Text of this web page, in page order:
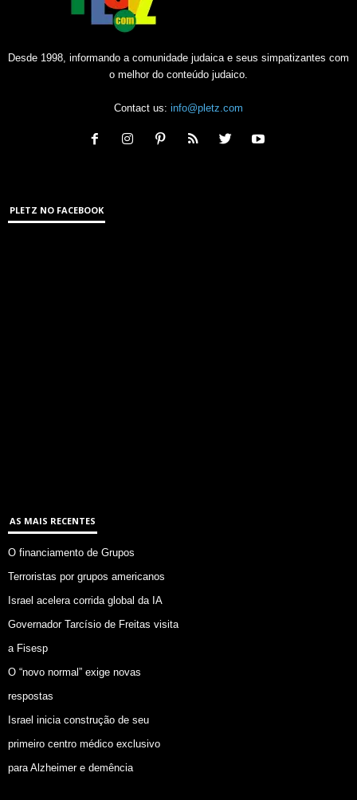
Desde 1998, informando a comunidade judaica e seus simpatizantes com
o melhor do conteúdo judaico.
Contact us: info@pletz.com
PLETZ NO FACEBOOK
AS MAIS RECENTES
O financiamento de Grupos
Terroristas por grupos americanos
Israel acelera corrida global da IA
Governador Tarcísio de Freitas visita
a Fisesp
O “novo normal” exige novas
respostas
Israel inicia construção de seu
primeiro centro médico exclusivo
para Alzheimer e demência